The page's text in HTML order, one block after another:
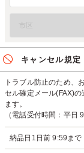
キャンセル規定
トラブル防止のため、
セル確定メール(FAX)
ます。
（電話受付時間：平日
納品日1日前 9:59まで